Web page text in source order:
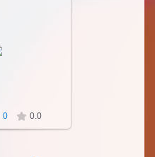
0 0.0